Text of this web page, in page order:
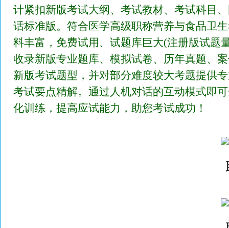
计紧扣新版考试大纲、考试教材、考试科目
话标准版。符合医学高级职称营养与食品卫
料丰富，免费试用、试题库巨大(注册版试题
收录新版专业题库、模拟试卷、历年真题、
新版考试题型，并对部分难度较大考题提供
考试要点精解。通过人机对话的互动模式即
化训练，提高应试能力，助您考试成功！